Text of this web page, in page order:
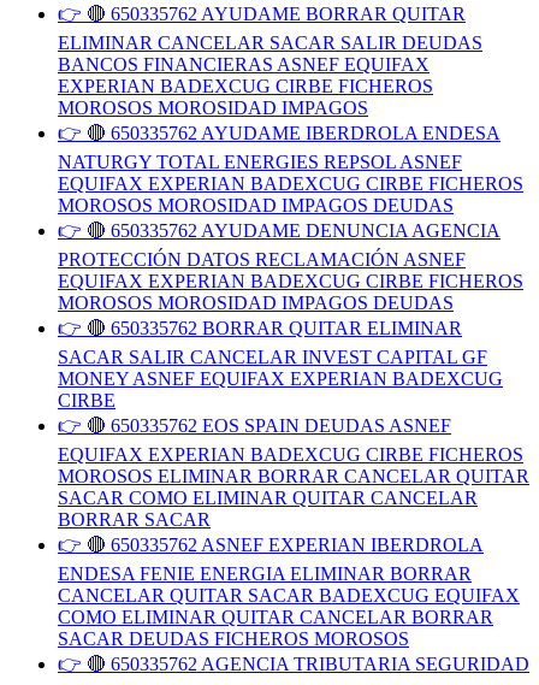
👉 🔴 650335762 AYUDAME BORRAR QUITAR
ELIMINAR CANCELAR SACAR SALIR DEUDAS
BANCOS FINANCIERAS ASNEF EQUIFAX
EXPERIAN BADEXCUG CIRBE FICHEROS
MOROSOS MOROSIDAD IMPAGOS
👉 🔴 650335762 AYUDAME IBERDROLA ENDESA
NATURGY TOTAL ENERGIES REPSOL ASNEF
EQUIFAX EXPERIAN BADEXCUG CIRBE FICHEROS
MOROSOS MOROSIDAD IMPAGOS DEUDAS
👉 🔴 650335762 AYUDAME DENUNCIA AGENCIA
PROTECCIÓN DATOS RECLAMACIÓN ASNEF
EQUIFAX EXPERIAN BADEXCUG CIRBE FICHEROS
MOROSOS MOROSIDAD IMPAGOS DEUDAS
👉 🔴 650335762 BORRAR QUITAR ELIMINAR
SACAR SALIR CANCELAR INVEST CAPITAL GF
MONEY ASNEF EQUIFAX EXPERIAN BADEXCUG
CIRBE
👉 🔴 650335762 EOS SPAIN DEUDAS ASNEF
EQUIFAX EXPERIAN BADEXCUG CIRBE FICHEROS
MOROSOS ELIMINAR BORRAR CANCELAR QUITAR
SACAR COMO ELIMINAR QUITAR CANCELAR
BORRAR SACAR
👉 🔴 650335762 ASNEF EXPERIAN IBERDROLA
ENDESA FENIE ENERGIA ELIMINAR BORRAR
CANCELAR QUITAR SACAR BADEXCUG EQUIFAX
COMO ELIMINAR QUITAR CANCELAR BORRAR
SACAR DEUDAS FICHEROS MOROSOS
👉 🔴 650335762 AGENCIA TRIBUTARIA SEGURIDAD